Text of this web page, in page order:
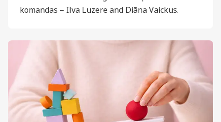
komandas – Ilva Luzere and Diāna Vaickus.